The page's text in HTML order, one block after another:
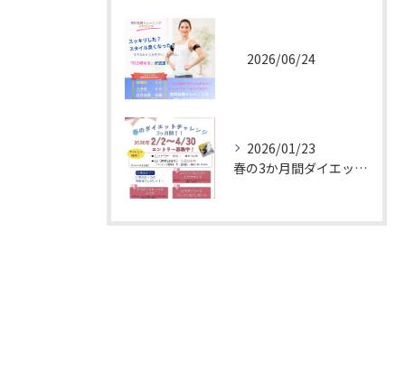
2026/06/24
2026/01/23
春の3か月間ダイエットチャレンジ！エントリー募集中